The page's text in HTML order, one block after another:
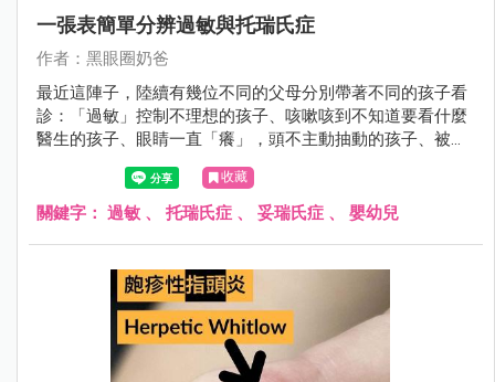
一張表簡單分辨過敏與托瑞氏症
作者：黑眼圈奶爸
最近這陣子，陸續有幾位不同的父母分別帶著不同的孩子看
診：「過敏」控制不理想的孩子、咳嗽咳到不知道要看什麼
醫生的孩子、眼睛一直「癢」，頭不主動抽動的孩子、被別
的醫師診斷為「托瑞氏」，但是父母對診斷有所疑慮的孩
收藏
關鍵字： 過敏 、 托瑞氏症 、 妥瑞氏症 、 嬰幼兒